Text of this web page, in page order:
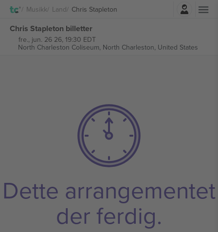
Musikk Land Chris Stapleton
Chris Stapleton billetter
fre., jun. 26 26, 19:30 EDT
North Charleston Coliseum, North Charleston, United States
Dette arrangementet
der ferdig.